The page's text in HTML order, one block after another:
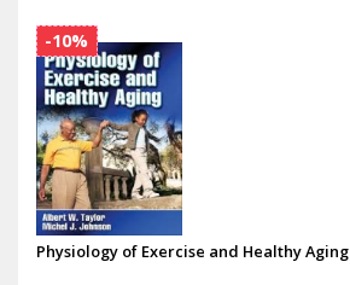
Physiology of Exercise and Healthy Aging
-10%